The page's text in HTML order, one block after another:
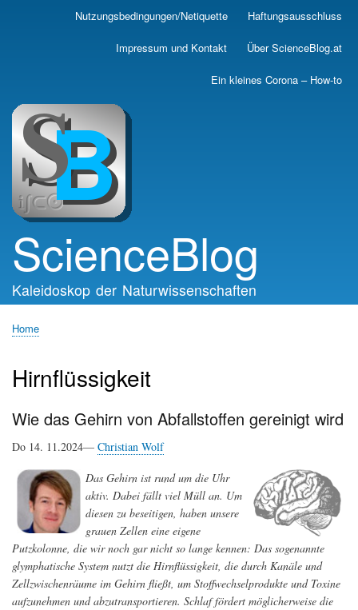
Skip
main
Nutzungsbedingungen/Netiquette Haftungsausschluss
Impressum und Kontakt Über ScienceBlog.at
Ein kleines Corona – How-to
ScienceBlog
Kaleidoskop der Naturwissenschaften
Home
Hirnflüssigkeit
Wie das Gehirn von Abfallstoffen gereinigt wird
Do 14. 11.2024— Christian Wolf
Das Gehirn ist rund um die Uhr
aktiv. Dabei fällt viel Müll an. Um
diesen zu beseitigen, haben unsere
grauen Zellen eine eigene
Putzkolonne, die wir noch gar nicht so lange kennen: Das sogenannte
glymphatische System nutzt die Hirnflüssigkeit, die durch Kanäle und
Zellzwischenräume im Gehirn fließt, um Stoffwechselprodukte und Toxine
aufzunehmen und abzutransportieren. Schlaf fördert möglicherweise die